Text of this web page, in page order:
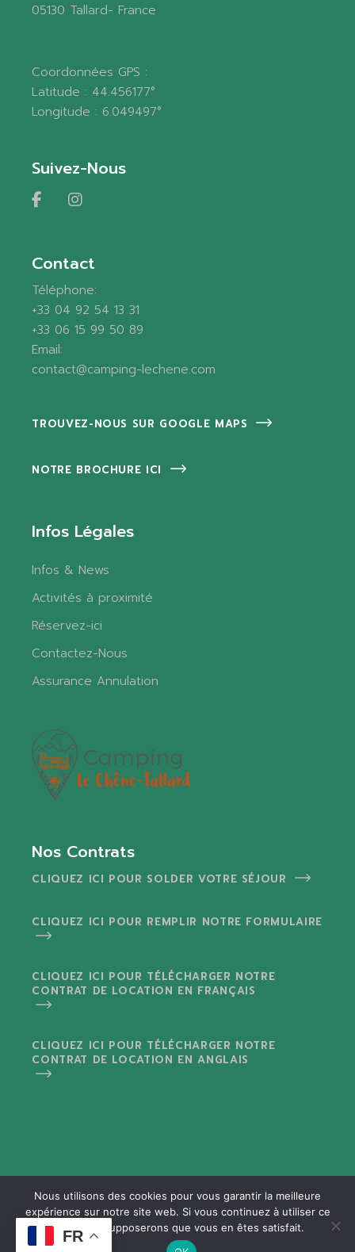
05130 Tallard- France
Coordonnées GPS :
Latitude : 44.456177°
Longitude : 6.049497°
Suivez-Nous
Contact
Téléphone:
+33 04 92 54 13 31
+33 06 15 99 50 89
Email:
contact@camping-lechene.com
TROUVEZ-NOUS SUR GOOGLE MAPS
NOTRE BROCHURE ICI
Infos Légales
Infos & News
Activités à proximité
Réservez-ici
Contactez-Nous
Assurance Annulation
Nos Contrats
CLIQUEZ ICI POUR SOLDER VOTRE SÉJOUR
CLIQUEZ ICI POUR REMPLIR NOTRE FORMULAIRE
CLIQUEZ ICI POUR TÉLÉCHARGER NOTRE
CONTRAT DE LOCATION EN FRANÇAIS
CLIQUEZ ICI POUR TÉLÉCHARGER NOTRE
CONTRAT DE LOCATION EN ANGLAIS
Mentions LégalesISitemap
© 2025Copyright byKarakter Ltd
FR
Nous utilisons des cookies pour vous garantir la meilleure
expérience sur notre site web. Si vous continuez à utiliser ce
site, nous supposerons que vous en êtes satisfait.